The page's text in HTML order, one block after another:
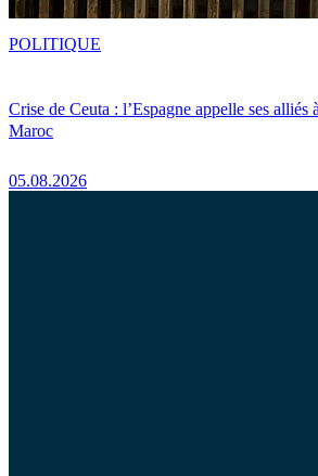
Crise de Ceuta : l’Espagne appelle ses alliés
Maroc
05.08.2026
POLITIQUE